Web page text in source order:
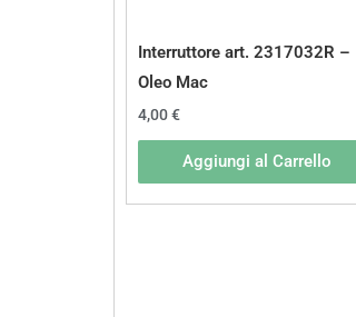
Interruttore art. 2317032R –
Oleo Mac
4,00€
Aggiungi al Carrello